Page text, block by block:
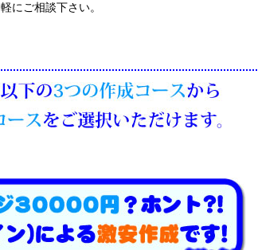
軽にご相談下さい。